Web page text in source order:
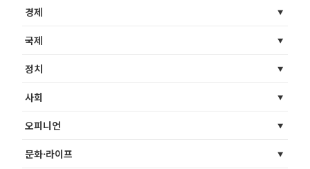
경제
국제
정치
사회
오피니언
문화·라이프